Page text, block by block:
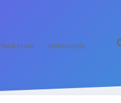
Yasal Uyarı Hakkımızda